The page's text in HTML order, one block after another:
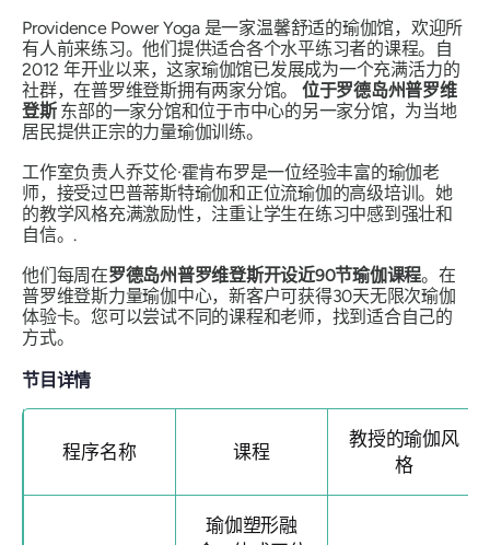
Providence Power Yoga 是一家温馨舒适的瑜伽馆，欢迎所
有人前来练习。他们提供适合各个水平练习者的课程。自
2012 年开业以来，这家瑜伽馆已发展成为一个充满活力的
社群，在普罗维登斯拥有两家分馆。
位于罗德岛州普罗维
登斯东部的一家分馆和位于市中心的另一家分馆，为当地
居民提供正宗的力量瑜伽训练。
工作室负责人乔艾伦·霍肯布罗是一位经验丰富的瑜伽老
师，接受过巴普蒂斯特瑜伽和正位流瑜伽的高级培训。她
的教学风格充满激励性，注重让学生在练习中感到强壮和
自信。.
他们每周在罗德岛州普罗维登斯开设近90节瑜伽课程。在
普罗维登斯力量瑜伽中心，新客户可获得30天无限次瑜伽
体验卡。您可以尝试不同的课程和老师，找到适合自己的
方式。
节目详情
程序名称 课程
教授的瑜伽风
格
瑜伽塑形融